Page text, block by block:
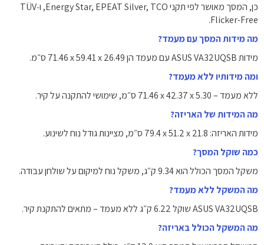
כן, המסך מאושר לפי תקני Energy Star, EPEAT Silver, TCO, ו‑TÜV
Flicker-Free.
מה מידות המסך עם מעמד?
מידות ASUS VA32UQSB עם מעמד הן ‎71.46 x 59.41 x 26.49 ס״מ‎.
ומה מידותיו ללא מעמד?
ללא מעמד – ‎71.46 x 42.37 x 5.30 ס״מ‎, שימושי להתקנה על קיר.
מה המידות של האריזה?
מידות האריזה: ‎79.4 x 51.2 x 21.8 ס״מ‎, מציינות גודל נוח לשינוע.
כמה שוקל המסך?
משקל המסך הכולל הוא ‎9.34 ק״ג‎, משקל נוח למיקום על שולחן עבודה.
מה המשקל ללא מעמד?
ASUS VA32UQSB שוקל ‎6.22 ק״ג‎ ללא מעמד – מתאים להתקנת קיר.
מה המשקל הכולל באריזה?